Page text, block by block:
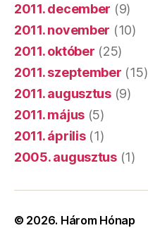
2011. december (9)
2011. november (10)
2011. október (25)
2011. szeptember (15)
2011. augusztus(9)
2011. május (5)
2011. április(1)
2005. augusztus(1)
© 2026. Három Hónap